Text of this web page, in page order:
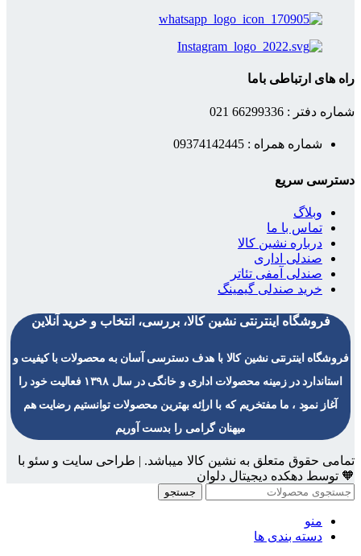
راه های ارتباطی باما
شماره دفتر : 66299336 021
شماره همراه : 09374142445
دسترسی سریع
وبلاگ
تماس با ما
درباره نشین کالا
صندلی اداری
صندلی آمفی تئاتر
خرید صندلی گیمینگ
فروشگاه اینترنتی نشین کالا، بررسی، انتخاب و خرید آنلاین
فروشگاه اینترنتی نشین کالا با هدف دسترسی آسان به محصولات با کیفیت و
استاندارد در زمینه محصولات اداری و خانگی در سال ۱۳۹۸ فعالیت خود را
آغاز نمود ، ما مفتخریم که با اراِئه بهترین محصولات توانستیم رضایت هم
میهنان گرامی را بدست آوریم
تمامی حقوق متعلق به نشین کالا میباشد. | طراحی سایت و سئو با
🧡 توسط دهکده دیجیتال دلوان
جستجو
منو
دسته بندی ها